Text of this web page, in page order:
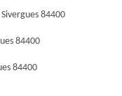
84400
84400
84400